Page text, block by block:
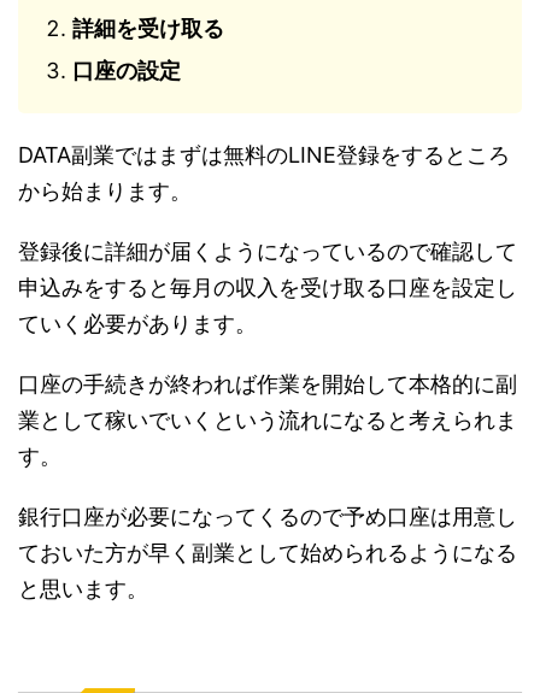
詳細を受け取る
口座の設定
DATA副業ではまずは無料のLINE登録をするところ
から始まります。
登録後に詳細が届くようになっているので確認して
申込みをすると毎月の収入を受け取る口座を設定し
ていく必要があります。
口座の手続きが終われば作業を開始して本格的に副
業として稼いでいくという流れになると考えられま
す。
銀行口座が必要になってくるので予め口座は用意し
ておいた方が早く副業として始められるようになる
と思います。